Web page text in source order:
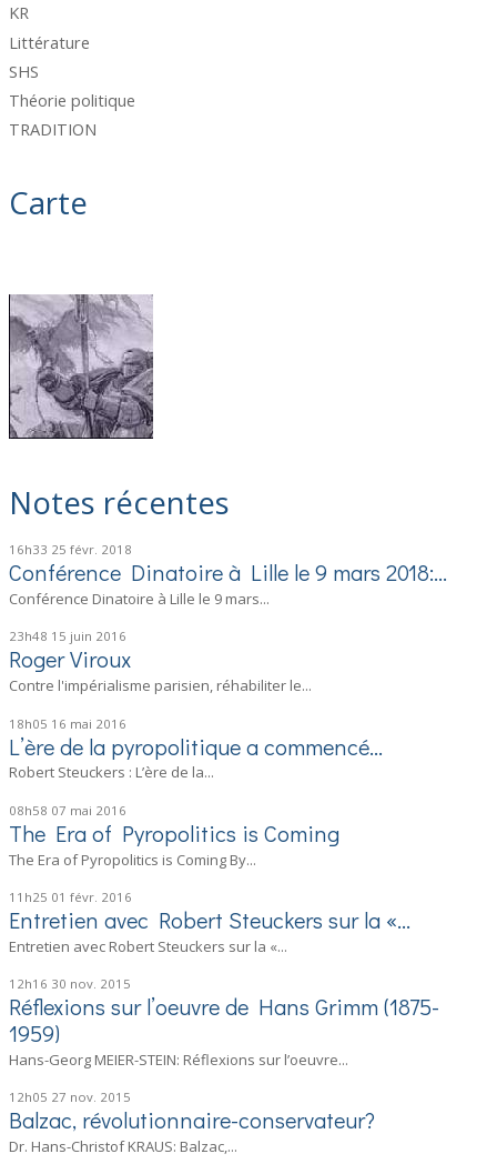
KR
Littérature
SHS
Théorie politique
TRADITION
Carte
Notes récentes
16h33 25 févr. 2018
Conférence Dinatoire à Lille le 9 mars 2018:...
Conférence Dinatoire à Lille le 9 mars...
23h48 15 juin 2016
Roger Viroux
Contre l'impérialisme parisien, réhabiliter le...
18h05 16 mai 2016
L’ère de la pyropolitique a commencé…
Robert Steuckers : L’ère de la...
08h58 07 mai 2016
The Era of Pyropolitics is Coming
The Era of Pyropolitics is Coming By...
11h25 01 févr. 2016
Entretien avec Robert Steuckers sur la «...
Entretien avec Robert Steuckers sur la «...
12h16 30 nov. 2015
Réflexions sur l’oeuvre de Hans Grimm (1875-
1959)
Hans-Georg MEIER-STEIN: Réflexions sur l’oeuvre...
12h05 27 nov. 2015
Balzac, révolutionnaire-conservateur?
Dr. Hans-Christof KRAUS: Balzac,...